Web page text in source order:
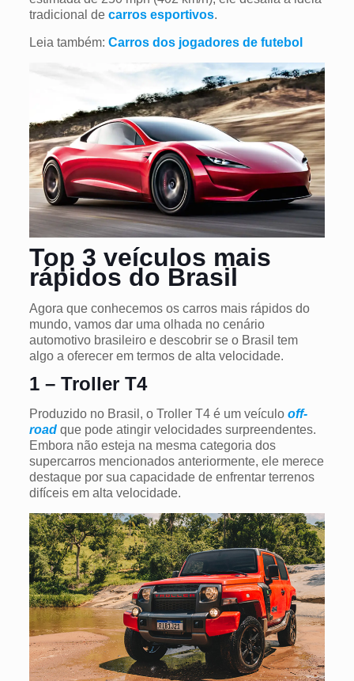
tradicional de carros esportivos.
Leia também: Carros dos jogadores de futebol
Top 3 veículos mais
rápidos do Brasil
Agora que conhecemos os carros mais rápidos do
mundo, vamos dar uma olhada no cenário
automotivo brasileiro e descobrir se o Brasil tem
algo a oferecer em termos de alta velocidade.
1 – Troller T4
Produzido no Brasil, o Troller T4 é um veículo off-
roadque pode atingir velocidades surpreendentes.
Embora não esteja na mesma categoria dos
supercarros mencionados anteriormente, ele merece
destaque por sua capacidade de enfrentar terrenos
difíceis em alta velocidade.